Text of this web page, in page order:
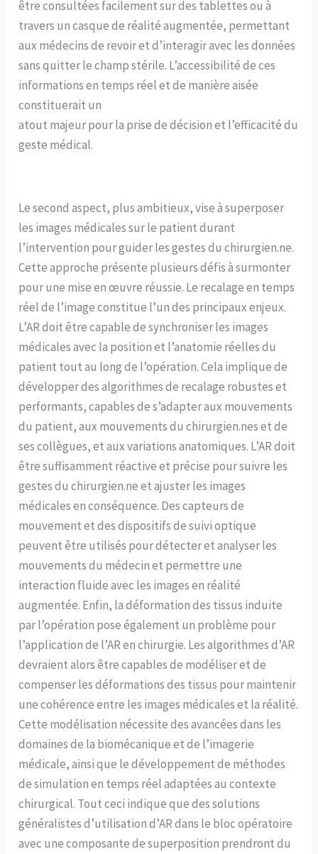
être consultées facilement sur des tablettes ou à
travers un casque de réalité augmentée, permettant
aux médecins de revoir et d’interagir avec les données
sans quitter le champ stérile. L’accessibilité de ces
informations en temps réel et de manière aisée
constituerait un
atout majeur pour la prise de décision et l’efficacité du
geste médical.
Le second aspect, plus ambitieux, vise à superposer
les images médicales sur le patient durant
l’intervention pour guider les gestes du chirurgien.ne.
Cette approche présente plusieurs défis à surmonter
pour une mise en œuvre réussie. Le recalage en temps
réel de l’image constitue l’un des principaux enjeux.
L’AR doit être capable de synchroniser les images
médicales avec la position et l’anatomie réelles du
patient tout au long de l’opération. Cela implique de
développer des algorithmes de recalage robustes et
performants, capables de s’adapter aux mouvements
du patient, aux mouvements du chirurgien.nes et de
ses collègues, et aux variations anatomiques. L’AR doit
être suffisamment réactive et précise pour suivre les
gestes du chirurgien.ne et ajuster les images
médicales en conséquence. Des capteurs de
mouvement et des dispositifs de suivi optique
peuvent être utilisés pour détecter et analyser les
mouvements du médecin et permettre une
interaction fluide avec les images en réalité
augmentée. Enfin, la déformation des tissus induite
par l’opération pose également un problème pour
l’application de l’AR en chirurgie. Les algorithmes d’AR
devraient alors être capables de modéliser et de
compenser les déformations des tissus pour maintenir
une cohérence entre les images médicales et la réalité.
Cette modélisation nécessite des avancées dans les
domaines de la biomécanique et de l’imagerie
médicale, ainsi que le développement de méthodes
de simulation en temps réel adaptées au contexte
chirurgical. Tout ceci indique que des solutions
généralistes d’utilisation d’AR dans le bloc opératoire
avec une composante de superposition prendront du